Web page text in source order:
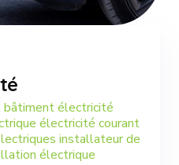
bâtiment électricité
électricité courant
installateur de
électrique